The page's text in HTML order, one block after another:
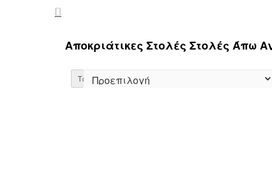
Αποκριάτικες Στολές Στολές Άπω
Ταξινόμηση: